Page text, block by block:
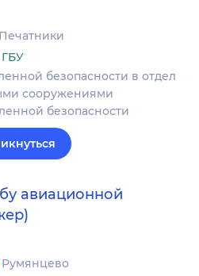
Печатники
безопасности в отдел
сооружениями
безопасности
авиационной
Румянцево